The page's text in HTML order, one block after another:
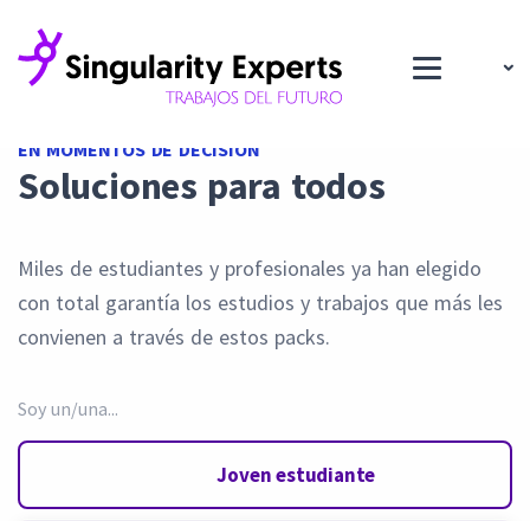
EN MOMENTOS DE DECISIÓN
Soluciones para todos
Miles de estudiantes y profesionales ya han elegido
con total garantía los estudios y trabajos que más les
convienen a través de estos packs.
Soy un/una...
Joven estudiante